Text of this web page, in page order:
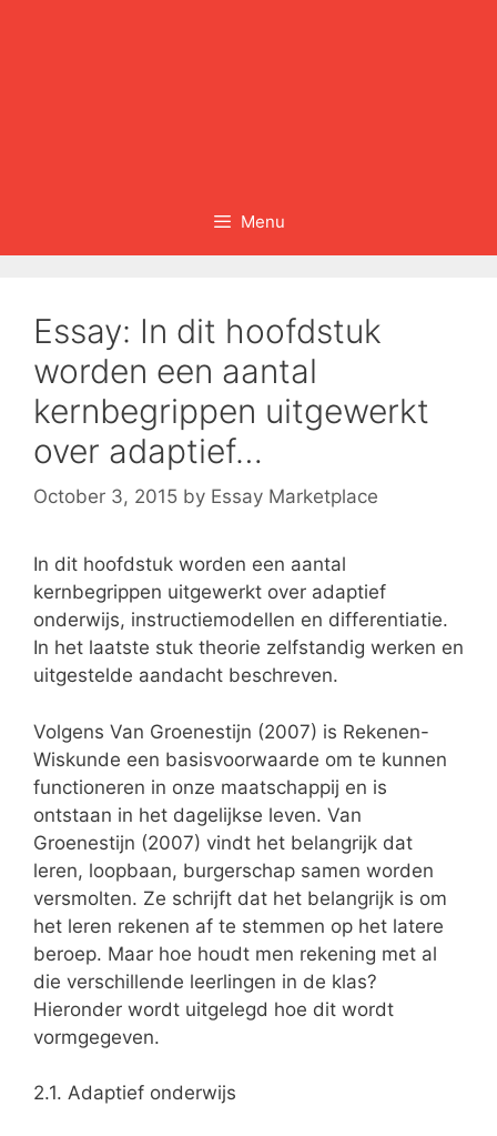
Menu
Essay: In dit hoofdstuk
worden een aantal
kernbegrippen uitgewerkt
over adaptief…
October 3, 2015 by Essay Marketplace
In dit hoofdstuk worden een aantal
kernbegrippen uitgewerkt over adaptief
onderwijs, instructiemodellen en differentiatie.
In het laatste stuk theorie zelfstandig werken en
uitgestelde aandacht beschreven.
Volgens Van Groenestijn (2007) is Rekenen-
Wiskunde een basisvoorwaarde om te kunnen
functioneren in onze maatschappij en is
ontstaan in het dagelijkse leven. Van
Groenestijn (2007) vindt het belangrijk dat
leren, loopbaan, burgerschap samen worden
versmolten. Ze schrijft dat het belangrijk is om
het leren rekenen af te stemmen op het latere
beroep. Maar hoe houdt men rekening met al
die verschillende leerlingen in de klas?
Hieronder wordt uitgelegd hoe dit wordt
vormgegeven.
2.1. Adaptief onderwijs